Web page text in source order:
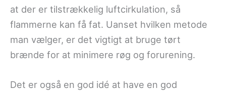
at der er tilstrækkelig luftcirkulation, så
flammerne kan få fat. Uanset hvilken metode
man vælger, er det vigtigt at bruge tørt
brænde for at minimere røg og forurening.
Det er også en god idé at have en god